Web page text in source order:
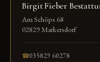
Birgit Fieber
Am Schöps 68
02829 Markersdorf
☎035829 60278